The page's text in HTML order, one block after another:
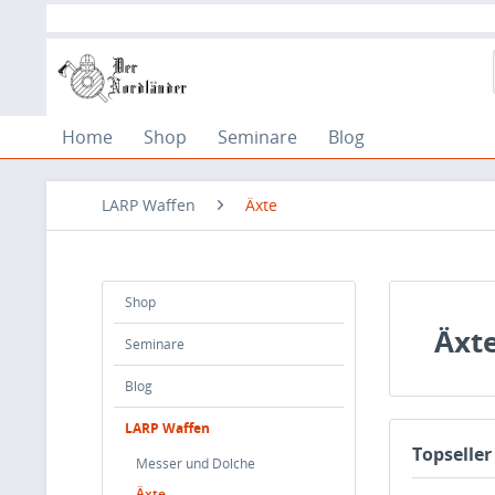
Home Shop Seminare Blog
LARP Waffen Äxte
Shop
Seminare
Blog
LARP Waffen
Messer und Dolche
Topseller